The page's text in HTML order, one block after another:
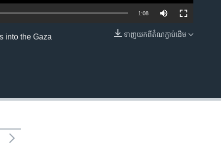
EMBED
1:08
ទាញ​យក​ពី​តំណភ្ជាប់​ដើម
into the Gaza